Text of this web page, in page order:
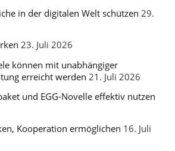
in der digitalen Welt schützen 29.
23. Juli 2026
können mit unabhängiger
erreicht werden 21. Juli 2026
und EGG-Novelle effektiv nutzen
Kooperation ermöglichen 16. Juli